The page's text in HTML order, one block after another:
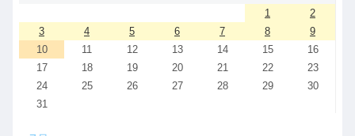
1
2
3
4 5 6 7 8
9
10
11 12 13 14 15
16
17
18 19 20 21 22
23
24
25 26 27 28 29
30
31